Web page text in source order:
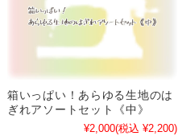
箱いっぱい！あらゆる生地のは
ぎれアソートセット《中》
¥2,000(税込 ¥2,200)